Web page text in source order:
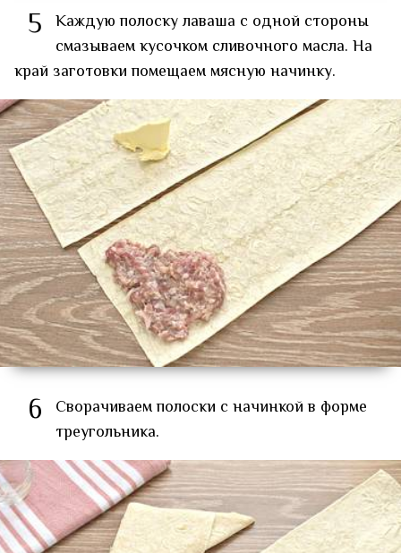
5 Каждую полоску лаваша с одной стороны
смазываем кусочком сливочного масла. На
край заготовки помещаем мясную начинку.
6
Сворачиваем полоски с начинкой в форме
треугольника.